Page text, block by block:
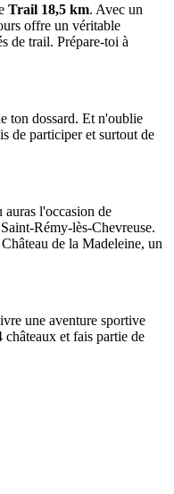
Trail 18,5 km. Avec un
offre un véritable
de trail. Prépare-toi à
ton dossard. Et n'oublie
de participer et surtout de
l'occasion de
Rémy-lès-Chevreuse.
de la Madeleine, un
une aventure sportive
et fais partie de